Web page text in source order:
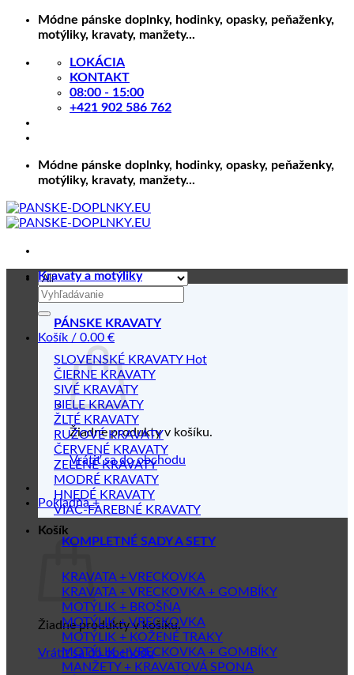
Skip
Módne pánske doplnky, hodinky, opasky, peňaženky,
motýliky, kravaty, manžety...
LOKÁCIA
KONTAKT
08:00 - 15:00
+421 902 586 762
Módne pánske doplnky, hodinky, opasky, peňaženky,
motýliky, kravaty, manžety...
Hľadať:
Košík / 0.00 €
Žiadne produkty v košíku.
Vrátiť sa do obchodu
Pokladňa +
Košík
Žiadne produkty v košíku.
Vrátiť sa do obchodu
Kravaty a motýliky
PÁNSKE KRAVATY
SLOVENSKÉ KRAVATY
ČIERNE KRAVATY
SIVÉ KRAVATY
BIELE KRAVATY
ŽLTÉ KRAVATY
RUŽOVÉ KRAVATY
ČERVENÉ KRAVATY
ZELENÉ KRAVATY
MODRÉ KRAVATY
HNEDÉ KRAVATY
VIAC-FAREBNÉ KRAVATY
KOMPLETNÉ SADY A SETY
KRAVATA + VRECKOVKA
KRAVATA + VRECKOVKA + GOMBÍKY
MOTÝLIK + BROŠŇA
MOTÝLIK + VRECKOVKA
MOTÝLIK + KOŽENÉ TRAKY
MOTÝLIK + VRECKOVKA + GOMBÍKY
MANŽETY + KRAVATOVÁ SPONA